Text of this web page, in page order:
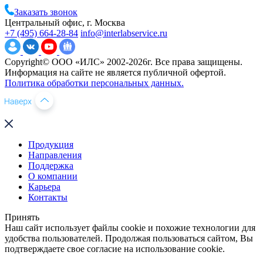
Заказать звонок
Центральный офис, г. Москва
+7 (495) 664-28-84 info@interlabservice.ru
Copyright© ООО «ИЛС» 2002-2026г. Все права защищены.
Информация на сайте не является публичной офертой.
Политика обработки персональных данных.
Продукция
Направления
Поддержка
О компании
Карьера
Контакты
Принять
Наш сайт использует файлы cookie и похожие технологии для
удобства пользователей. Продолжая пользоваться сайтом, Вы
подтверждаете свое согласие на использование cookie.